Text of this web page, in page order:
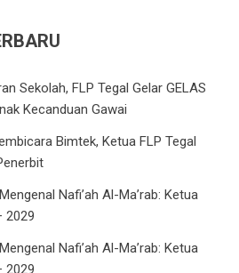
Sekolah, FLP Tegal Gelar GELAS
Kecanduan Gawai
Bimtek, Ketua FLP Tegal
Mengenal Nafi’ah Al-Ma’rab: Ketua
2029
Mengenal Nafi’ah Al-Ma’rab: Ketua
2029